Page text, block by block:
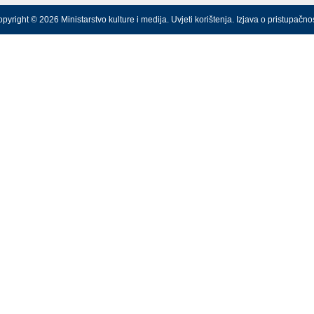
© 2026 Ministarstvo kulture i medija. Uvjeti korištenja. Izjava o